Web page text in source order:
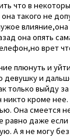
что в
такого не
она опять
врет
плюнуть и
девушку и
только выйду
кроме
Она смеется
равно даже
А я не могу